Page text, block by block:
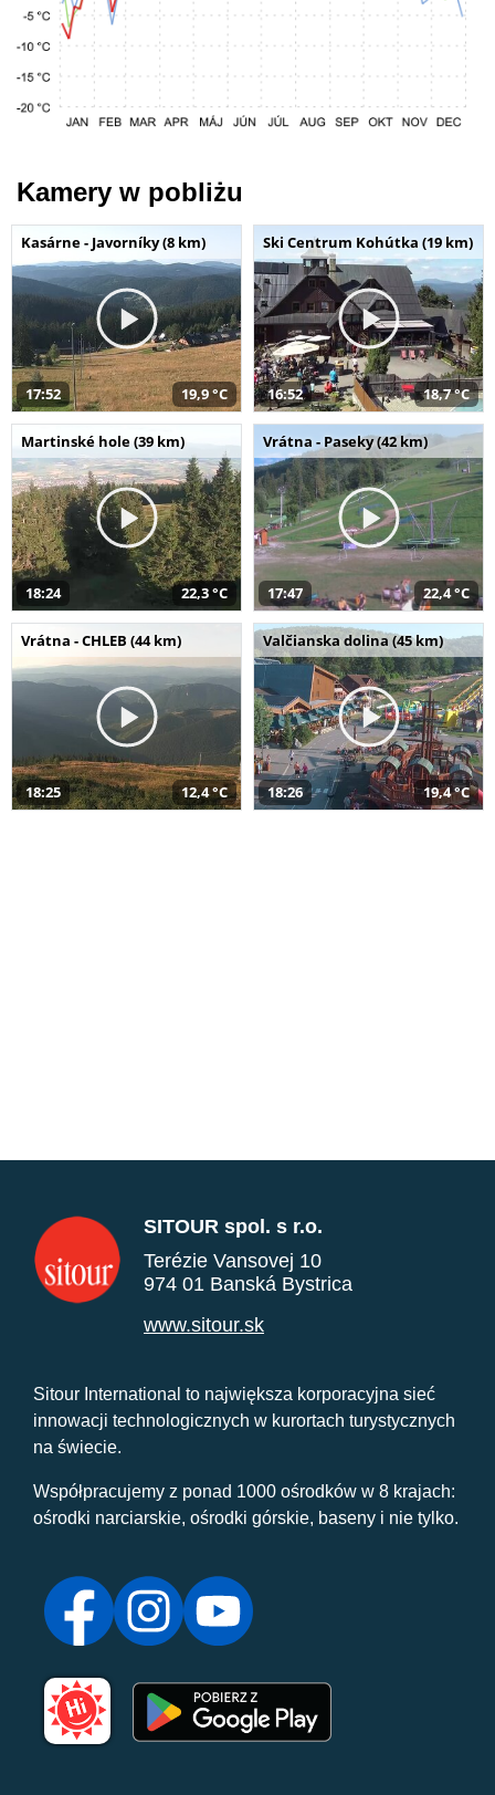
Kamery w pobliżu
Kasárne - Javorníky (8 km)
17:52 19,9 °C
Ski Centrum Kohútka (19 km)
16:52 18,7 °C
Martinské hole (39 km)
18:24 22,3 °C
Vrátna - Paseky (42 km)
17:47 22,4 °C
Vrátna - CHLEB (44 km)
18:25 12,4 °C
Valčianska dolina (45 km)
18:26 19,4 °C
SITOUR spol. s r.o.
Terézie Vansovej 10
974 01 Banská Bystrica
www.sitour.sk
Sitour International to największa korporacyjna sieć
innowacji technologicznych w kurortach turystycznych
na świecie.
Współpracujemy z ponad 1000 ośrodków w 8 krajach:
ośrodki narciarskie, ośrodki górskie, baseny i nie tylko.